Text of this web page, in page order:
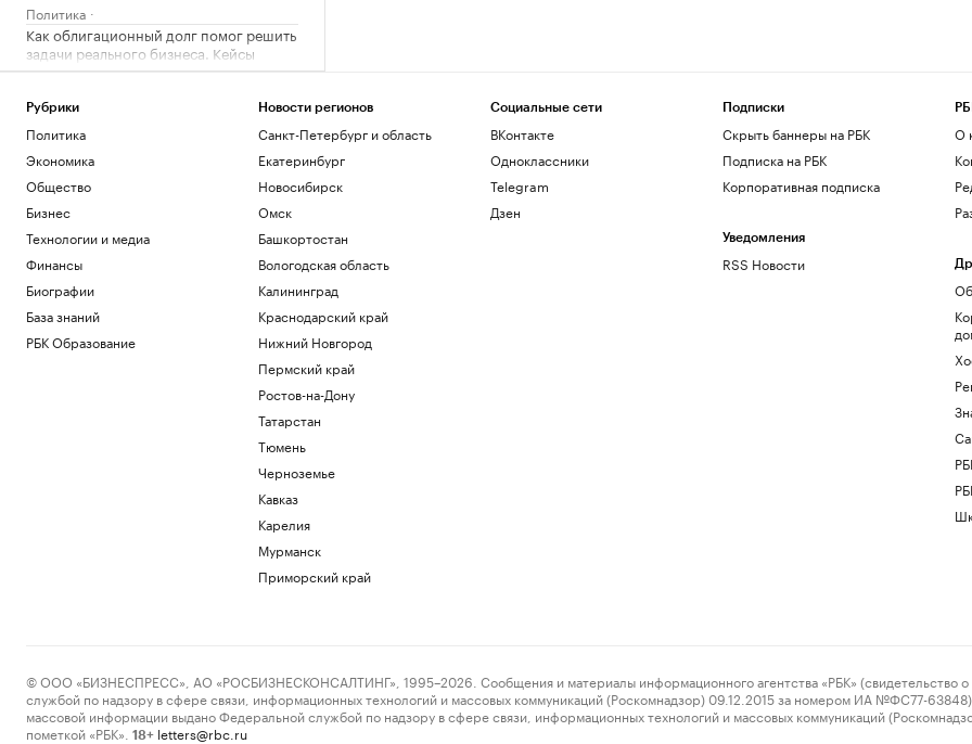
Политика
Как облигационный долг помог решить
задачи реального бизнеса. Кейсы
РБК и МСП Банк
Рубрики
Политика
Экономика
Общество
Бизнес
Технологии и медиа
Финансы
Биографии
База знаний
РБК Образование
Новости регионов
Санкт-Петербург и область
Екатеринбург
Новосибирск
Омск
Башкортостан
Вологодская область
Калининград
Краснодарский край
Нижний Новгород
Пермский край
Ростов-на-Дону
Татарстан
Тюмень
Черноземье
Кавказ
Карелия
Мурманск
Приморский край
Социальные сети
ВКонтакте
Одноклассники
Telegram
Дзен
Подписки
Скрыть баннеры на РБК
Подписка на РБК
Корпоративная подписка
Уведомления
RSS Новости
О
© ООО «БИЗНЕСПРЕСС», АО «РОСБИЗНЕСКОНСАЛТИНГ», 1995–2026. Сообщения и материалы информационного агентства «РБК» (свидетельство о
службой по надзору в сфере связи, информационных технологий и массовых коммуникаций (Роскомнадзор) 09.12.2015 за номером ИА №ФС77-63848)
массовой информации выдано Федеральной службой по надзору в сфере связи, информационных технологий и массовых коммуникаций
пометкой «РБК».
18+ letters@rbc.ru